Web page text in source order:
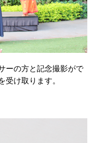
ーの方と記念撮影がで
受け取ります。